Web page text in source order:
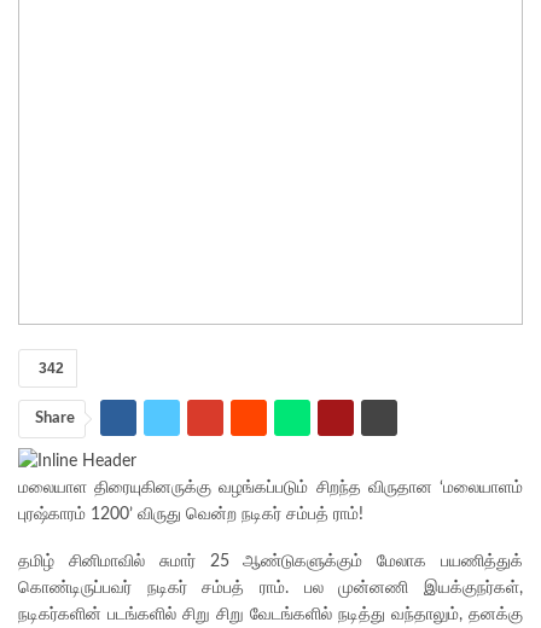
342
Share
மலையாள திரையுகினருக்கு வழங்கப்படும் சிறந்த விருதான ‘மலையாளம்
புரஷ்காரம் 1200’ விருது வென்ற நடிகர் சம்பத் ராம்!
தமிழ் சினிமாவில் சுமார் 25 ஆண்டுகளுக்கும் மேலாக பயணித்துக்
கொண்டிருப்பவர் நடிகர் சம்பத் ராம். பல முன்னணி இயக்குநர்கள்,
நடிகர்களின் படங்களில் சிறு சிறு வேடங்களில் நடித்து வந்தாலும், தனக்கு